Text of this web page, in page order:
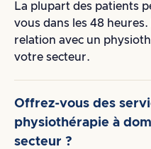
La plupart des patients
vous dans les 48
relation avec un
votre secteur.
Offrez-vous des
physiothérapie à
secteur ?